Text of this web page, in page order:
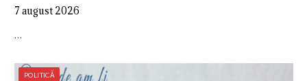
7 august 2026
…
POLITICĂ